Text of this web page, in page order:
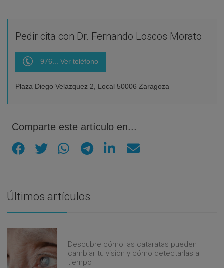
Pedir cita con Dr. Fernando Loscos Morato
976... Ver teléfono
Plaza Diego Velazquez 2, Local 50006 Zaragoza
Comparte este artículo en...
Últimos artículos
Descubre cómo las cataratas pueden
cambiar tu visión y cómo detectarlas a
tiempo